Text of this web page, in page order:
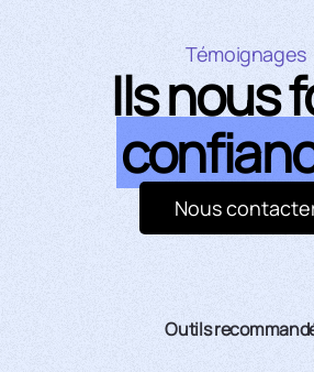
Témoignages
Ils nous
Nous
Outils